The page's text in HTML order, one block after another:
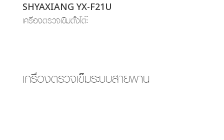
SHYAXIANG YX-F21U
เครื่องตรวจเข็มตั้งโต๊ะ
เครื่องตรวจเข็มระบบสายพาน